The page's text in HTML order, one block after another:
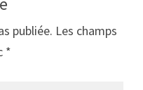
publiée. Les champs
*